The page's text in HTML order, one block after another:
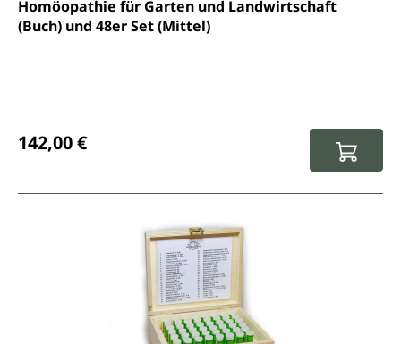
Homöopathie für Garten und Landwirtschaft
(Buch) und 48er Set (Mittel)
142,00 €